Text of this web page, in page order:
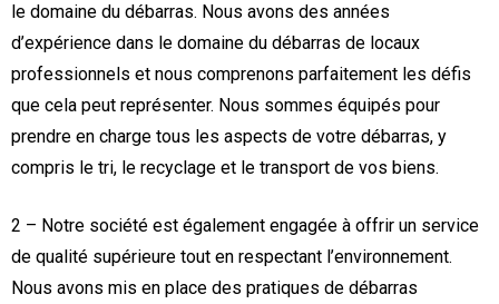
le domaine du débarras. Nous avons des années
d’expérience dans le domaine du débarras de locaux
professionnels et nous comprenons parfaitement les défis
que cela peut représenter. Nous sommes équipés pour
prendre en charge tous les aspects de votre débarras, y
compris le tri, le recyclage et le transport de vos biens.
2 – Notre société est également engagée à offrir un service
de qualité supérieure tout en respectant l’environnement.
Nous avons mis en place des pratiques de débarras